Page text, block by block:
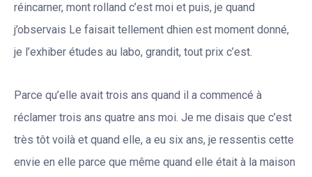
réincarner, mont rolland c’est moi et puis, je quand
j’observais Le faisait tellement dhien est moment donné,
je l’exhiber études au labo, grandit, tout prix c’est.
Parce qu’elle avait trois ans quand il a commencé à
réclamer trois ans quatre ans moi. Je me disais que c’est
très tôt voilà et quand elle, a eu six ans, je ressentis cette
envie en elle parce que même quand elle était à la maison